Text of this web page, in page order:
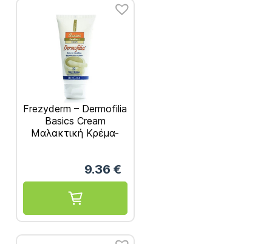
Frezyderm – Dermofilia
Basics Cream
Μαλακτική Κρέμα-
9.36 €